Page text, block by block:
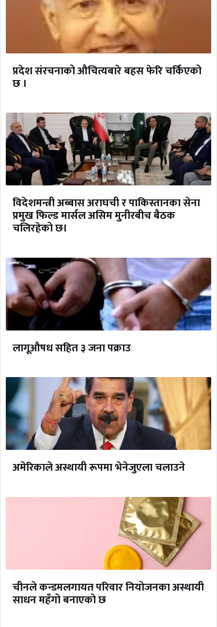
प्रदेश संरचनाको औचित्यबारे बहस फेरि चर्किएको
छ ।
विदेशमन्त्री अब्बास अराघची र पाकिस्तानका सेना
प्रमुख फिल्ड मार्सल असिम मुनीरबीच बैठक
चलिरहेको छ।
लागूऔषध सहित ३ जना पक्राउ
अमेरिकाले अस्थायी रूपमा भेनेजुएला चलाउने
चीनले कन्डमलगायत परिवार नियोजनका अस्थायी
साधन महँगो बनाएको छ